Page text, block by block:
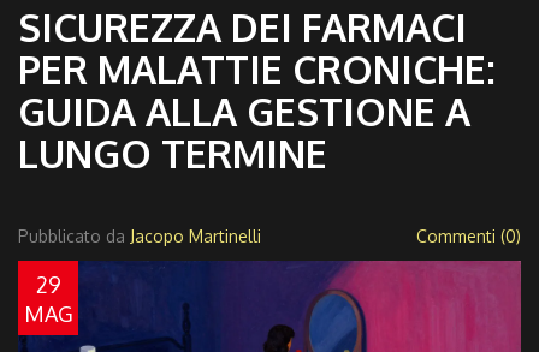
SICUREZZA DEI FARMACI
PER MALATTIE CRONICHE:
GUIDA ALLA GESTIONE A
LUNGO TERMINE
Pubblicato da Jacopo Martinelli Commenti (0)
29
MAG